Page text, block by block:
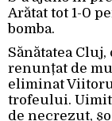
Arătat tot 1-0
bomba.
Sănătatea
renunțat de
eliminat
trofeului.
de necrezut,